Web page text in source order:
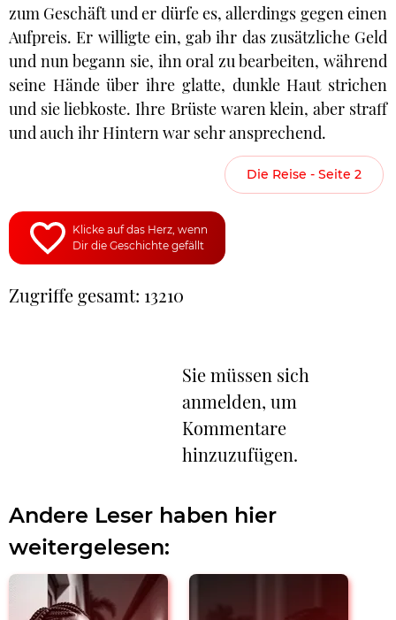
zum Geschäft und er dürfe es, allerdings gegen einen
Aufpreis. Er willigte ein, gab ihr das zusätzliche Geld
und nun begann sie, ihn oral zu bearbeiten, während
seine Hände über ihre glatte, dunkle Haut strichen
und sie liebkoste. Ihre Brüste waren klein, aber straff
und auch ihr Hintern war sehr ansprechend.
Die Reise - Seite 2
Klicke auf das Herz, wenn
Dir die Geschichte gefällt
Zugriffe gesamt: 13210
Sie müssen sich
anmelden, um
Kommentare
hinzuzufügen.
Andere Leser haben hier
weitergelesen: